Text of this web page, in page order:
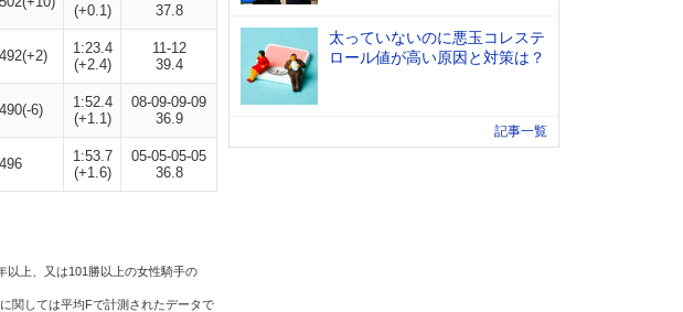
(+0.1)
37.8
492(+2)
1:23.4
(+2.4)
11-12
39.4
490(-6)
1:52.4
(+1.1)
08-09-09-09
36.9
496
1:53.7
(+1.6)
05-05-05-05
36.8
以上、又は101勝以上の女性騎手の
関しては平均Fで計測されたデータで
太っていないのに悪玉コレステ
ロール値が高い原因と対策は？
記事一覧